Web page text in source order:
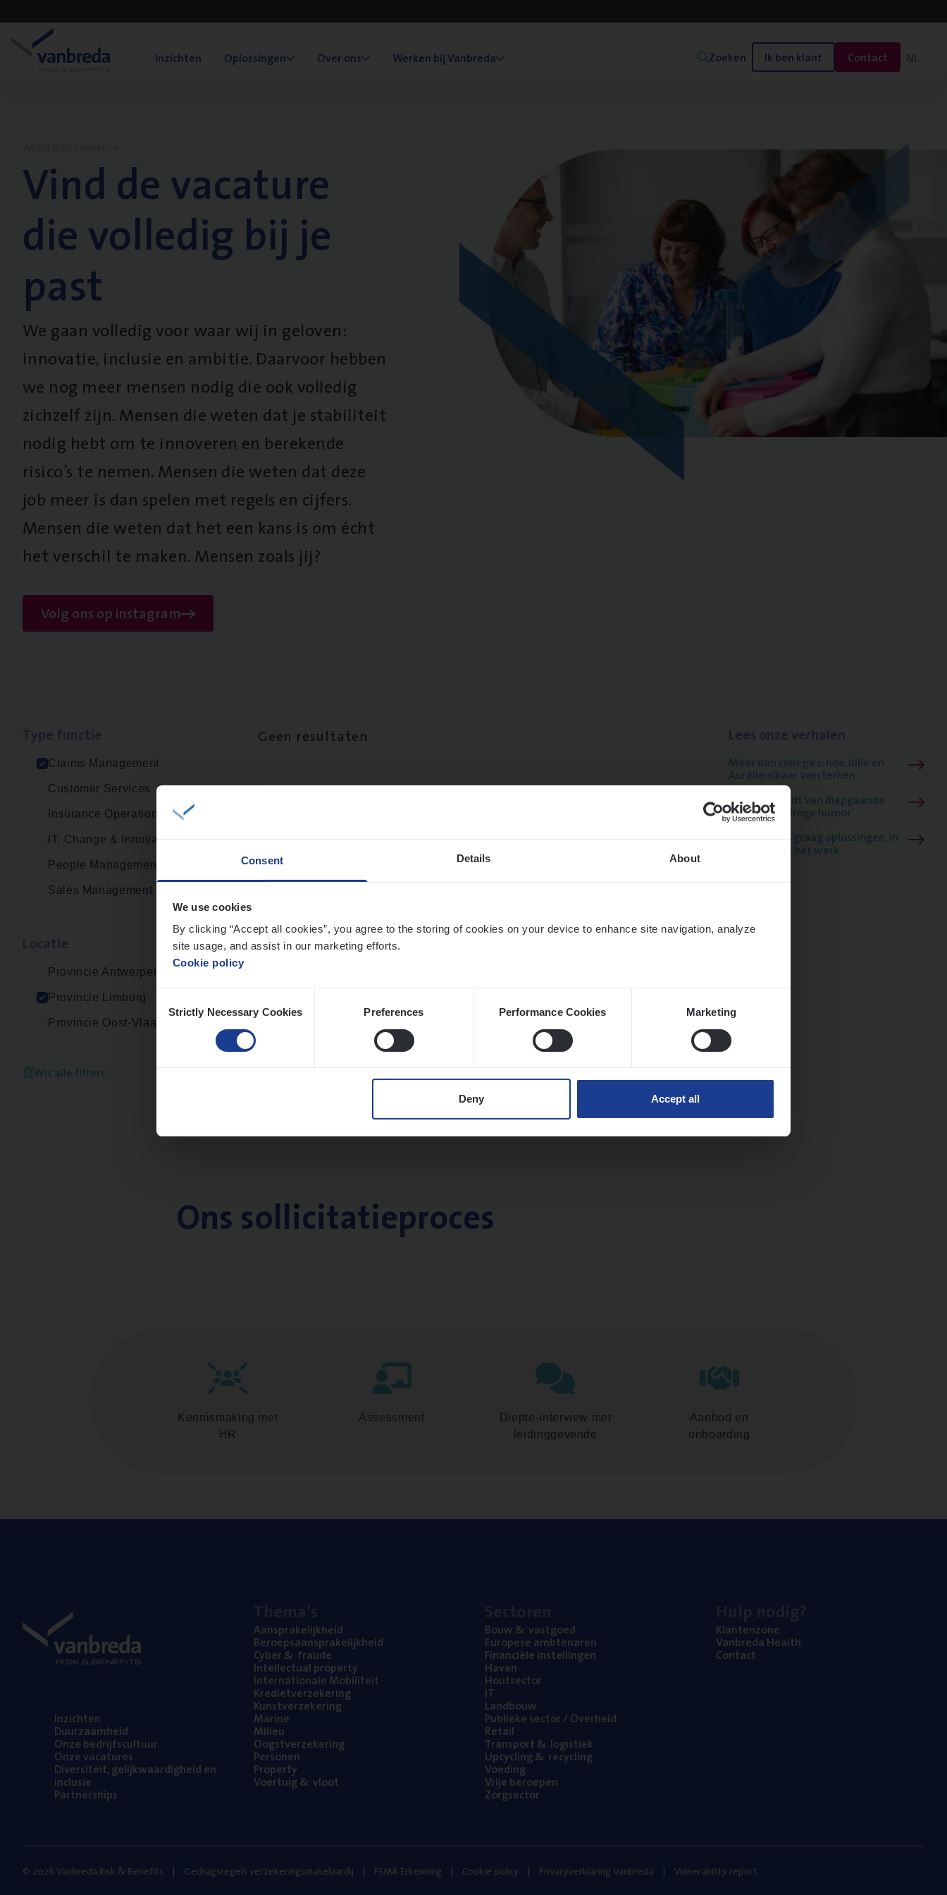
Consent Details About
We use cookies
By clicking “Accept all cookies”, you agree to the storing of cookies on your device to enhance site navigation, analyze
site usage, and assist in our marketing efforts.
Cookie policy
Selection
Strictly Necessary Cookies Preferences Performance Cookies Marketing
Deny Accept all
Inzichten Oplossingen Over ons Werken bij Vanbreda Zoeken Ik ben klant Contact NL
Vind de vacature
die volledig bij je
past
We gaan volledig voor waar wij in geloven:
innovatie, inclusie en ambitie. Daarvoor hebben
we nog meer mensen nodig die ook volledig
zichzelf zijn. Mensen die weten dat je stabiliteit
nodig hebt om te innoveren en berekende
risico’s te nemen. Mensen die weten dat deze
job meer is dan spelen met regels en cijfers.
Mensen die weten dat het een kans is om écht
het verschil te maken. Mensen zoals jij?
Volg ons op instagram
Claims Management
Customer Services
Insurance Operations
IT, Change & Innovation
People Management
Sales Management
Provincie Antwerpen
Provincie Limburg
Provincie Oost-Vlaanderen
Wis alle filters
Geen resultaten
Meer dan collega’s: hoe Julie en
Aurélie elkaar versterken
Mathias houdt van diepgaande
dossiers én droge humor
Thalia zoekt graag oplossingen, in
games én op het werk
Ons sollicitatieproces
Kennismaking met
HR
Assessment
Diepte-interview met
leidinggevende
Aanbod en
onboarding
Inzich­ten
Duur­zaam­heid
Onze bedrijfs­cul­tuur
Onze vaca­tu­res
Diver­si­teit, gelijk­waar­dig­heid en
inclusie
Part­ner­ships
Aan­spra­ke­lijk­heid
Beroeps­aan­spra­ke­lijk­heid
Cyber& fraude
Intel­lec­tu­al property
Inter­na­ti­o­na­le Mobiliteit
Kre­diet­ver­ze­ke­ring
Kunst­ver­ze­ke­ring
Mari­ne
Mili­eu
Oogst­ver­ze­ke­ring
Per­so­nen
Pro­per­ty
Voer­tuig& vloot
Bouw& vastgoed
Euro­pe­se ambtenaren
Finan­ci­ë­le instellingen
Haven
Hout­sec­tor
IT
Land­bouw
Publie­ke sec­tor / Overheid
Retail
Trans­port& logistiek
Upcy­cling& recycling
Voe­ding
Vrije beroe­pen
Zorg­sec­tor
Klan­ten­zo­ne
Van­b­re­da Health
Con­tact
© 2026 Vanbreda Risk & Benefits Gedragsregels verzekeringsmakelaardij FSMA Erkenning Cookie policy Privacyverklaring Vanbreda Vulnerability report